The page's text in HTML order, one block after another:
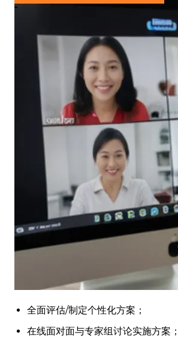
全面评估/制定个性化方案；
在线面对面与专家组讨论实施方案；